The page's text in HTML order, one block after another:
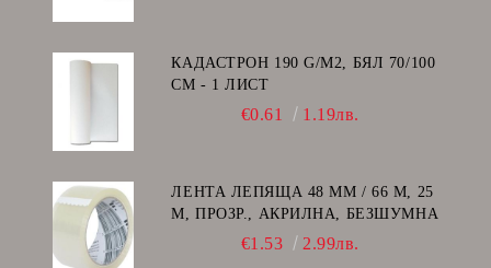
КАДАСТРОН 190 G/M2, БЯЛ 70/100
СМ - 1 ЛИСТ
€0.61 1.19лв.
ЛЕНТА ЛЕПЯЩА 48 ММ / 66 М, 25
Μ, ПРОЗР., АКРИЛНА, БЕЗШУМНА
€1.53 2.99лв.